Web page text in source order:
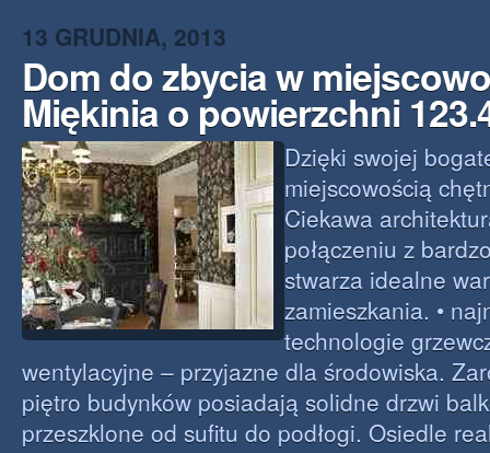
13 GRUDNIA, 2013
Dom do zbycia w
Miękinia o powierzchni
Dzięki swojej
miejscowością
Ciekawa
połączeniu z
stwarza idealne
zamieszkania. •
technologie
wentylacyjne – przyjazne dla środowiska.
piętro budynków posiadają solidne drzwi
przeszklone od sufitu do podłogi. Osiedle